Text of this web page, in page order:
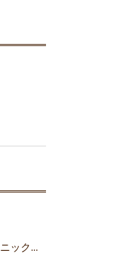
現代ピアノテクニックは万能？